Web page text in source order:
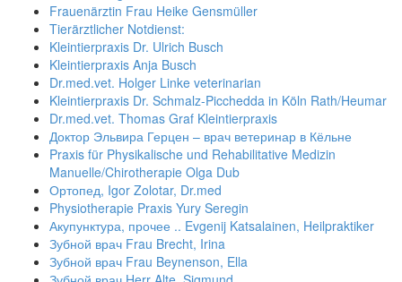
Frauenärztin Frau Heike Gensmüller
Tierärztlicher Notdienst:
Kleintierpraxis Dr. Ulrich Busch
Kleintierpraxis Anja Busch
Dr.med.vet. Holger Linke veterinarian
Kleintierpraxis Dr. Schmalz-Picchedda in Köln Rath/Heumar
Dr.med.vet. Thomas Graf Kleintierpraxis
Доктор Эльвира Герцен – врач ветеринар в Кёльне
Praxis für Physikalische und Rehabilitative Medizin
Manuelle/Chirotherapie Olga Dub
Ортопед, Igor Zolotar, Dr.med
Physiotherapie Praxis Yury Seregin
Акупунктура, прочее .. Evgenij Katsalainen, Heilpraktiker
Зубной врач Frau Brecht, Irina
Зубной врач Frau Beynenson, Ella